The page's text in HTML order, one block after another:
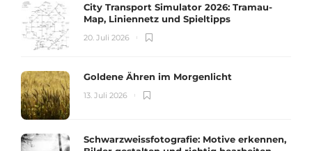
City Transport Simulator 2026: Tramau-
Map, Liniennetz und Spieltipps
20. Juli 2026
Goldene Ähren im Morgenlicht
13. Juli 2026
Schwarzweissfotografie: Motive erkennen,